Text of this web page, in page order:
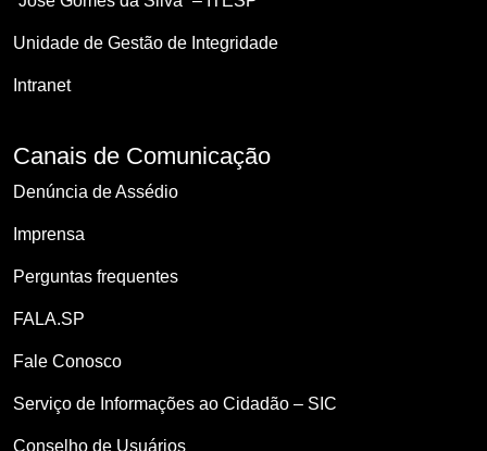
Unidade de Gestão de Integridade
Intranet
Canais de Comunicação
Denúncia de Assédio
Imprensa
Perguntas frequentes
FALA.SP
Fale Conosco
Serviço de Informações ao Cidadão – SIC
Conselho de Usuários